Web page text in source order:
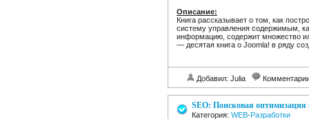
Описание:
Книга рассказывает о том, как
систему управления содержимым,
информацию, содержит множество
— десятая книга о Joomla! в ряду
Добавил: Julia
SEO: Поисковая
Категория: WEB-Разработки